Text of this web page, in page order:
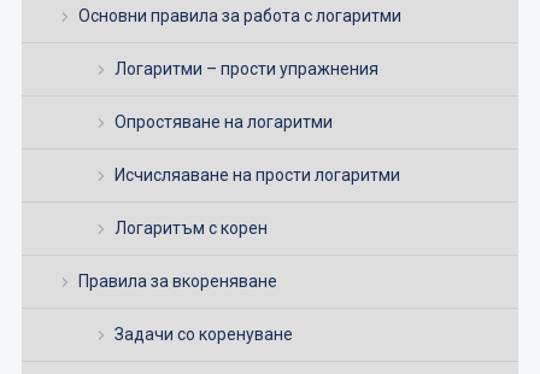
Основни правила за работа с логаритми
Логаритми – прости упражнения
Опростяване на логаритми
Исчисляаване на прости логаритми
Логаритъм с корен
Правила за вкореняване
Задачи со коренуване